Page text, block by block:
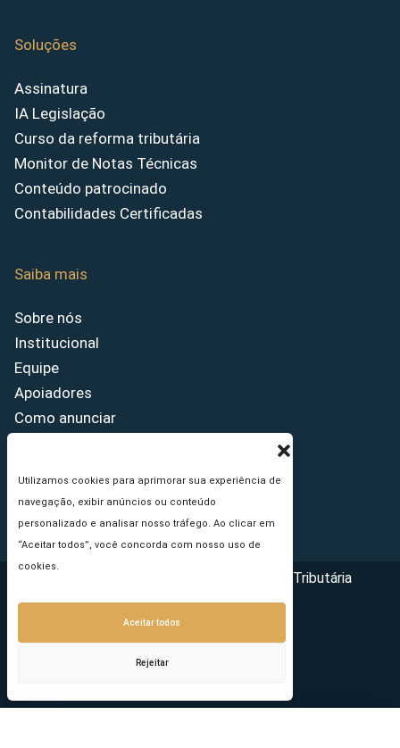
Utilizamos cookies para aprimorar sua experiência de
navegação, exibir anúncios ou conteúdo
personalizado e analisar nosso tráfego. Ao clicar em
“Aceitar todos”, você concorda com nosso uso de
cookies.
Aceitar todos
Rejeitar
Soluções
Assinatura
IA Legislação
Curso da reforma tributária
Monitor de Notas Técnicas
Conteúdo patrocinado
Contabilidades Certificadas
Saiba mais
Sobre nós
Institucional
Equipe
Apoiadores
Como anunciar
Princípios Editoriais
Copyright © 2026 - Portal da Reforma Tributária